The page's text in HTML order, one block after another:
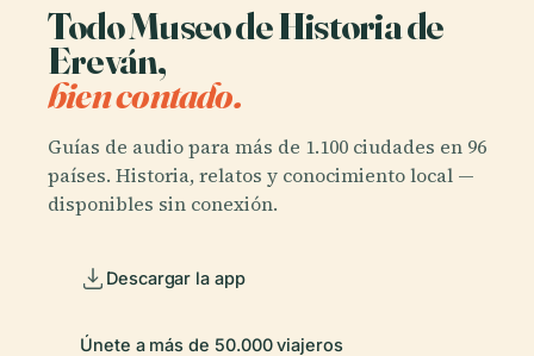
Todo Museo de Historia de
Ereván,
bien contado.
Guías de audio para más de 1.100 ciudades en 96
países. Historia, relatos y conocimiento local —
disponibles sin conexión.
Descargar la app
Únete a más de 50.000 viajeros